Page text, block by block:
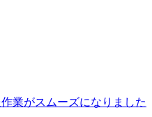
業がスムーズになりました